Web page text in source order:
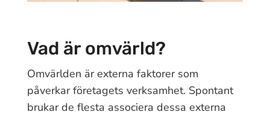
Vad är omvärld?
Omvärlden är externa faktorer som
påverkar företagets verksamhet. Spontant
brukar de flesta associera dessa externa